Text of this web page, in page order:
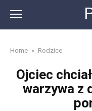
content
Home » Rodzice
Ojciec
warzywa z